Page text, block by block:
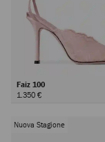
Faiz 100
1.350 €
Nuova Stagione